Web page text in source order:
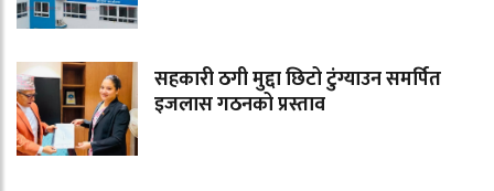
सहकारी ठगी मुद्दा छिटो टुंग्याउन समर्पित
इजलास गठनको प्रस्ताव